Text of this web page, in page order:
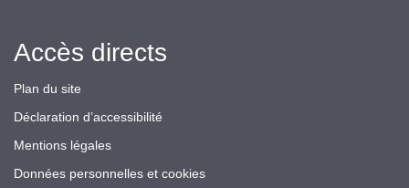
Accès directs
Plan du site
Déclaration d’accessibilité
Mentions légales
Données personnelles et cookies